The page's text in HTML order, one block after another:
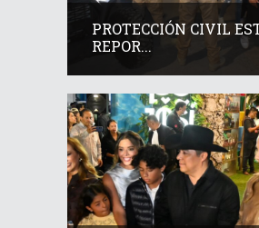
PROTECCIÓN CIVIL
REPOR...